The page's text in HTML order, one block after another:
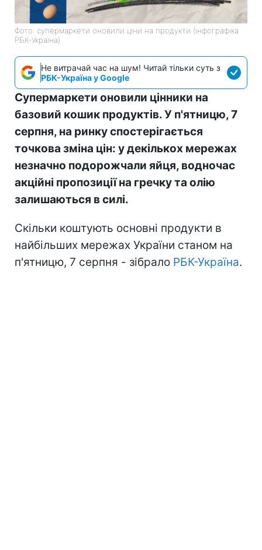
Фото: супермаркети оновили ціни на продукти (інфографіка
РБК-Україна)
Не витрачай час на шум! Читай тільки суть з
РБК-Україна у Google
Супермаркети оновили цінники на
базовий кошик продуктів. У п'ятницю, 7
серпня, на ринку спостерігається
точкова зміна цін: у декількох мережах
незначно подорожчали яйця, водночас
акційні пропозиції на гречку та олію
залишаються в силі.
Скільки коштують основні продукти в
найбільших мережах України станом на
п'ятницю, 7 серпня - зібрало РБК-Україна.